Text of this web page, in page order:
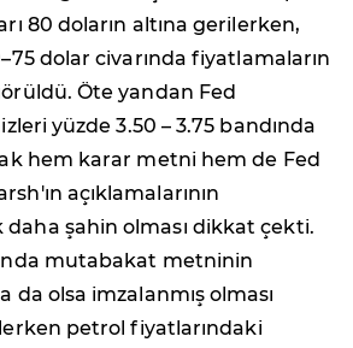
80 doların altına gerilerken,
dolar civarında fiyatlamaların
Öte yandan Fed
yüzde 3.50 – 3.75 bandında
hem karar metni hem de Fed
açıklamalarının
şahin olması dikkat çekti.
mutabakat metninin
olsa imzalanmış olması
petrol fiyatlarındaki